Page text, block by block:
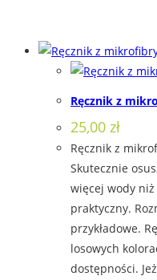
Ręcznik z
25,00 zł
Ręcznik z
Skutecznie
więcej wody
praktyczny.
przykładowe.
losowych
dostępności.